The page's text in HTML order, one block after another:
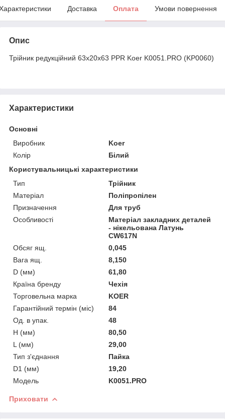
Доставка Оплата Умови повернення
Опис
Трійник редукційний 63x20x63 PPR Koer K0051.PRO (KP0060)
Характеристики
Основні
Виробник
Koer
Колір
Білий
Користувальницькі характеристики
Тип
Трійник
Матеріал
Поліпропілен
Призначення
Для труб
Особливості
Матеріал закладних деталей
- нікельована Латунь
CW617N
Обсяг ящ.
0,045
Вага ящ.
8,150
D (мм)
61,80
Країна бренду
Чехія
Торговельна марка
KOER
Гарантійний термін (міс)
84
Од. в упак.
48
H (мм)
80,50
L (мм)
29,00
Тип з'єднання
Пайка
D1 (мм)
19,20
Мoдель
K0051.PRO
Приховати